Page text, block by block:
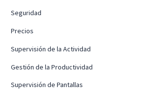
Seguridad
Precios
Supervisión de la Actividad
Gestión de la Productividad
Supervisión de Pantallas